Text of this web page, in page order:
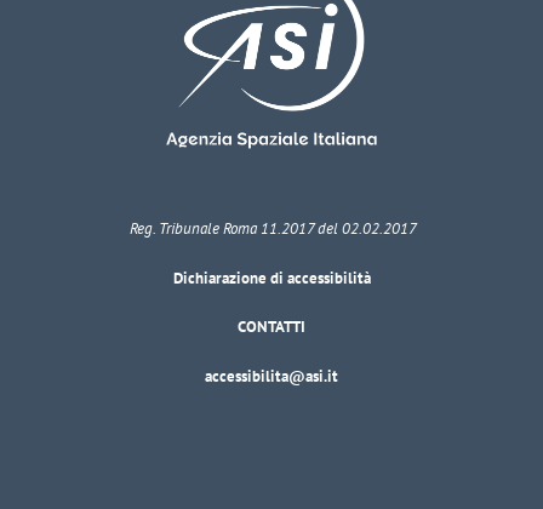
Reg. Tribunale Roma 11.2017 del 02.02.2017
Dichiarazione di accessibilità
CONTATTI
accessibilita@asi.it